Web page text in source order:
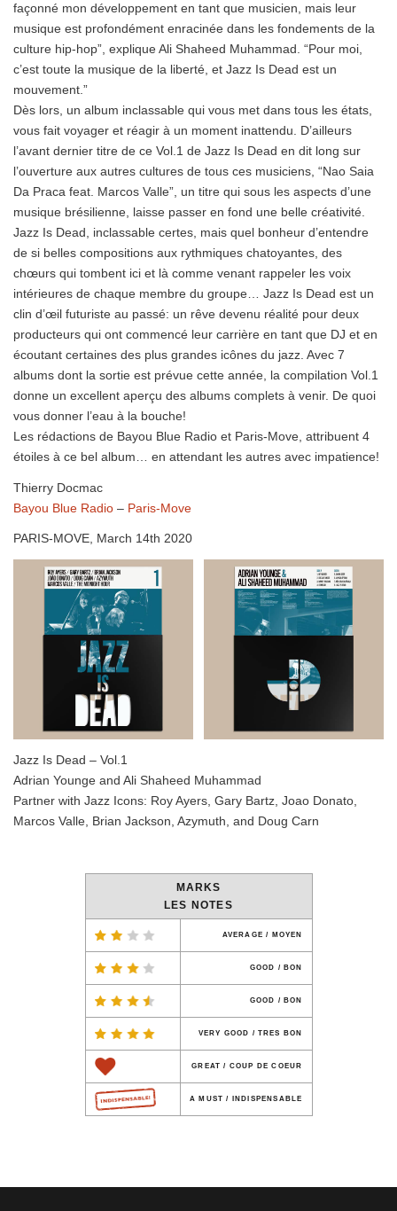
façonné mon développement en tant que musicien, mais leur
musique est profondément enracinée dans les fondements de la
culture hip-hop”, explique Ali Shaheed Muhammad. “Pour moi,
c’est toute la musique de la liberté, et Jazz Is Dead est un
mouvement.”
Dès lors, un album inclassable qui vous met dans tous les états,
vous fait voyager et réagir à un moment inattendu. D’ailleurs
l’avant dernier titre de ce Vol.1 de Jazz Is Dead en dit long sur
l’ouverture aux autres cultures de tous ces musiciens, “Nao Saia
Da Praca feat. Marcos Valle”, un titre qui sous les aspects d’une
musique brésilienne, laisse passer en fond une belle créativité.
Jazz Is Dead, inclassable certes, mais quel bonheur d’entendre
de si belles compositions aux rythmiques chatoyantes, des
chœurs qui tombent ici et là comme venant rappeler les voix
intérieures de chaque membre du groupe… Jazz Is Dead est un
clin d’œil futuriste au passé: un rêve devenu réalité pour deux
producteurs qui ont commencé leur carrière en tant que DJ et en
écoutant certaines des plus grandes icônes du jazz. Avec 7
albums dont la sortie est prévue cette année, la compilation Vol.1
donne un excellent aperçu des albums complets à venir. De quoi
vous donner l’eau à la bouche!
Les rédactions de Bayou Blue Radio et Paris-Move, attribuent 4
étoiles à ce bel album… en attendant les autres avec impatience!
Thierry Docmac
Bayou Blue Radio – Paris-Move
PARIS-MOVE, March 14th 2020
Jazz Is Dead – Vol.1
Adrian Younge and Ali Shaheed Muhammad
Partner with Jazz Icons: Roy Ayers, Gary Bartz, Joao Donato,
Marcos Valle, Brian Jackson, Azymuth, and Doug Carn
MARKS
LES NOTES
AVERAGE / MOYEN
GOOD / BON
GOOD / BON
VERY GOOD / TRES BON
GREAT / COUP DE COEUR
A MUST / INDISPENSABLE